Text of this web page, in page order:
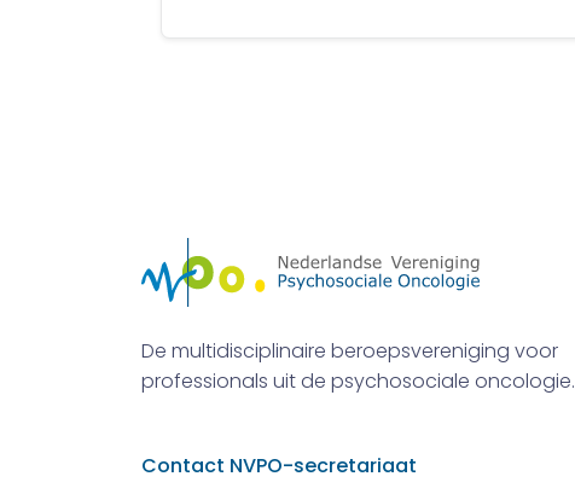
De multidisciplinaire beroepsvereniging voor
professionals uit de psychosociale oncologie.
Contact NVPO-secretariaat